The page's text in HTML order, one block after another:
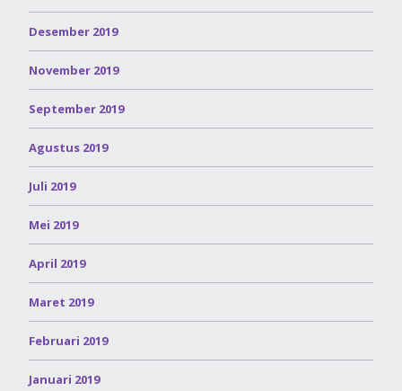
Desember 2019
November 2019
September 2019
Agustus 2019
Juli 2019
Mei 2019
April 2019
Maret 2019
Februari 2019
Januari 2019